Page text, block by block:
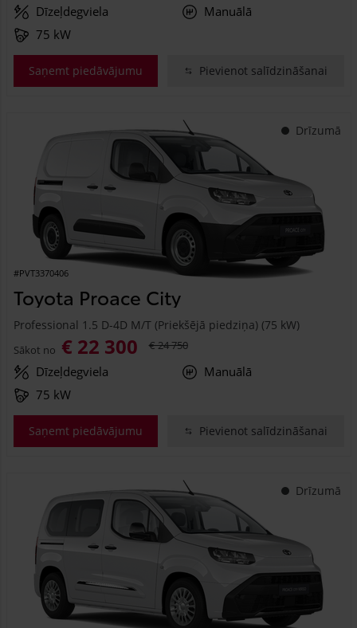
Dīzeļdegviela
Manuālā
75 kW
Saņemt piedāvājumu Pievienot salīdzināšanai
Drīzumā
#PVT3370406
Toyota Proace City
Professional 1.5 D-4D M/T (Priekšējā piedziņa) (75 kW)
Sākot no € 22 300 € 24 750
Dīzeļdegviela
Manuālā
75 kW
Saņemt piedāvājumu Pievienot salīdzināšanai
Drīzumā